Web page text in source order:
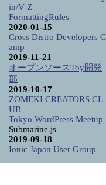
in/V-Z
FormattingRules
2020-01-15
Cross Distro Developers C
amp
2019-11-21
オープンソースToy開発
部
2019-10-17
ZOMEKI CREATORS CL
UB
Tokyo WordPress Meetup
Submarine.js
2019-09-18
Ionic Japan User Group